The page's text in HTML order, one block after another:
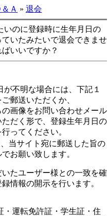
Ａ » 退会
いのに登録時に生年月日の
ていたみたいで退会できませ
いいですか？
が不明な場合には、下記１
郵送いただくか、
の画像をお問い合わせメール
だく形で、登録生年月日の
ってください。
当サイト宛に郵送した旨の
お願い致します。
いたユーザー様との一致を確
情報の開示を行います。
・運転免許証・学生証・住